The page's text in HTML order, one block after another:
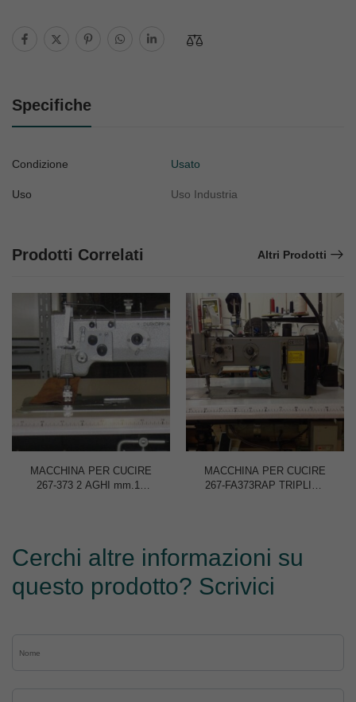
Specifiche
Condizione Usato
Uso Uso Industria
Prodotti Correlati Altri Prodotti
MACCHINA PER CUCIRE
267-373 2 AGHI mm.10
MACCHINA PER CUCIRE
267-FA373RAP TRIPLICE
Cerchi altre informazioni su
questo prodotto? Scrivici